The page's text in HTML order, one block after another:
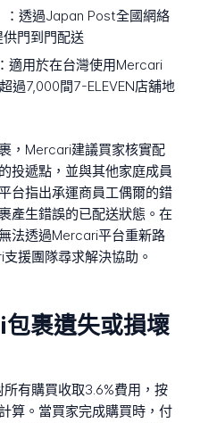
透過Japan Post全國網絡
供門到門配送
適用於在台灣使用Mercari
過7,000間7-ELEVEN店舖地
，Mercari建議買家核實配
投遞點，並與其他家庭成員
台指出承運商員工偶爾的錯
產生錯誤的已配送狀態。在
法透過Mercari平台重新路
援團隊尋求解決協助。
裹遺失或損壞
有購買收取3.6%費用，按
算。當買家完成購買時，付